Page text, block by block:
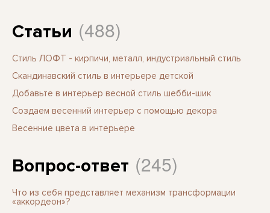
Статьи (488)
Стиль ЛОФТ - кирпичи, металл, индустриальный стиль
Скандинавский стиль в интерьере детской
Добавьте в интерьер весной стиль шебби-шик
Создаем весенний интерьер с помощью декора
Весенние цвета в интерьере
Вопрос-ответ (245)
Что из себя представляет механизм трансформации
«аккордеон»?